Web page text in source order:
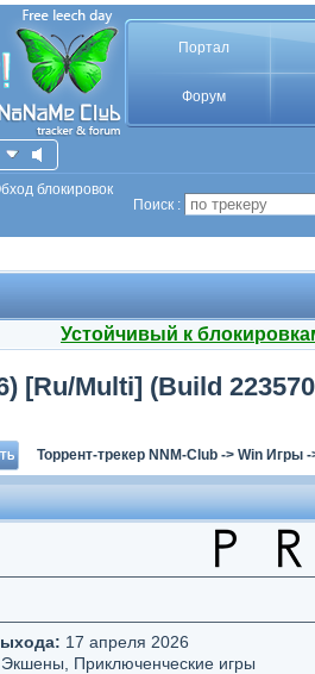
Портал
Форум
блокировок
Поиск :
Устойчивый к
[Ru/Multi] (Build
Торрент-трекер NNM-Club -> Win Игры
17 апреля 2026
Экшены, Приключенческие игры